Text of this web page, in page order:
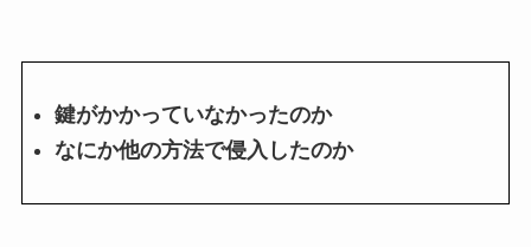
鍵がかかっていなかったのか
なにか他の方法で侵入したのか